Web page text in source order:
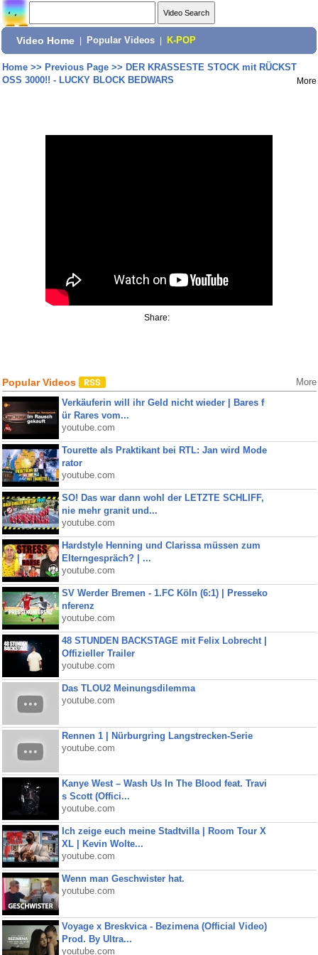
Video Home Popular Videos K-POP
Home>> Previous Page>> DER KRASSESTE STOCK mit RÜCKST
OSS 3000!! - LUCKY BLOCK BEDWARS
More
Share:
Popular Videos More
Verkäuferin will ihr Geld nicht wieder | Bares f
ür Rares vom...
youtube.com
Tourette als Praktikant bei RTL: Jan wird Mode
rator
youtube.com
SO! Das war dann wohl der LETZTE SCHLIFF,
nie mehr granit und...
youtube.com
Hardstyle Henning und Clarissa müssen zum
Elterngespräch? | ...
youtube.com
SV Werder Bremen - 1.FC Köln (6:1) | Presseko
nferenz
youtube.com
48 STUNDEN BACKSTAGE mit Felix Lobrecht |
Offizieller Trailer
youtube.com
Das TLOU2 Meinungsdilemma
youtube.com
Rennen 1 | Nürburgring Langstrecken-Serie
youtube.com
Kanye West – Wash Us In The Blood feat. Travi
s Scott (Offici...
youtube.com
Ich zeige euch meine Stadtvilla | Room Tour X
XL | Kevin Wolte...
youtube.com
Wenn man Geschwister hat.
youtube.com
Voyage x Breskvica - Bezimena (Official Video)
Prod. By Ultra...
youtube.com